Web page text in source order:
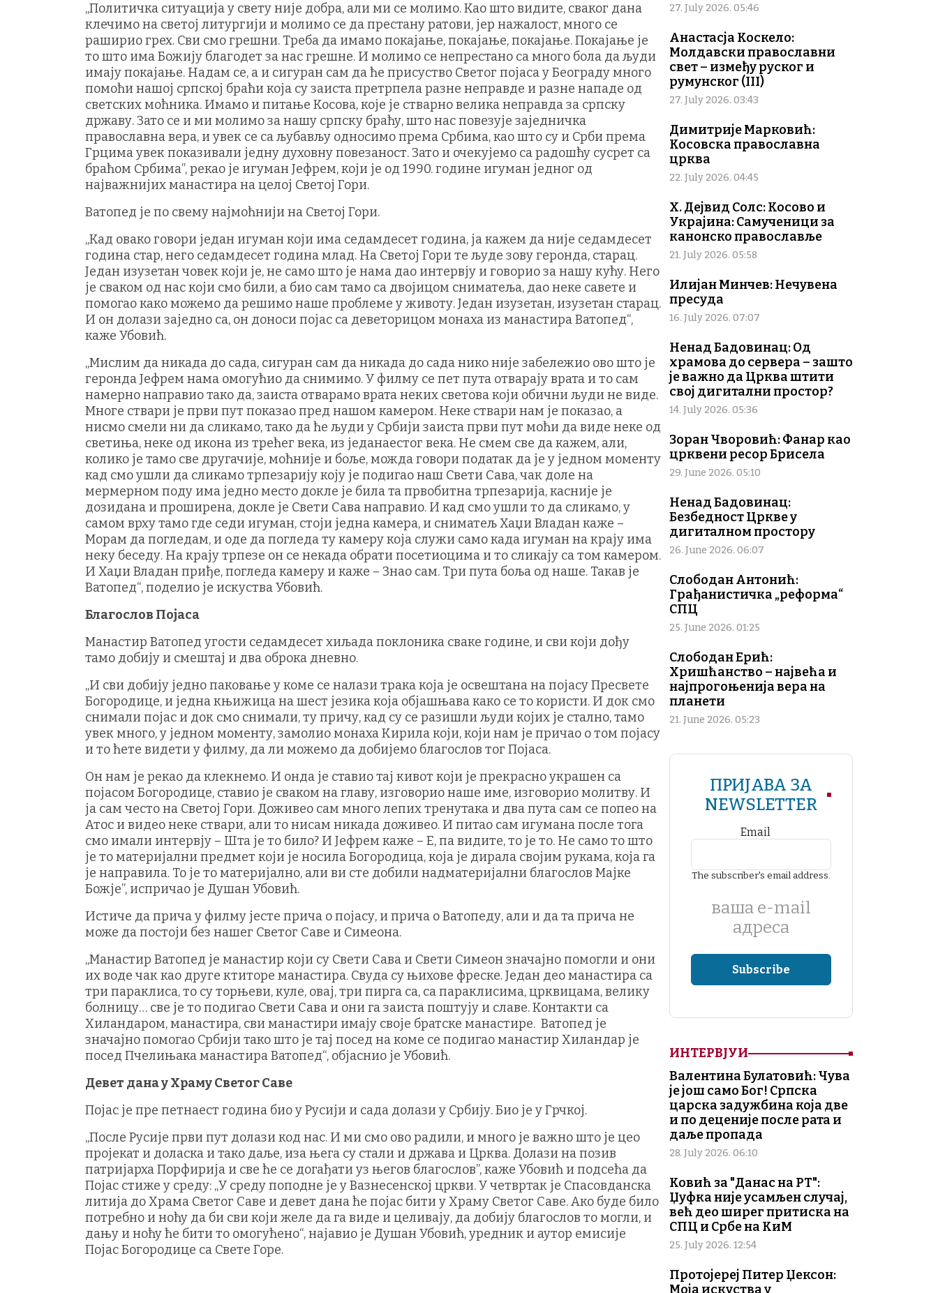
„Политичка ситуација у свету није добра, али ми се молимо. Као што видите, сваког дана
клечимо на светој литургији и молимо се да престану ратови, јер нажалост, много се
раширио грех. Сви смо грешни. Треба да имамо покајање, покајање, покајање. Покајање је
то што има Божију благодет за нас грешне. И молимо се непрестано са много бола да људи
имају покајање. Надам се, а и сигуран сам да ће присуство Светог појаса у Београду много
помоћи нашој српској браћи која су заиста претрпела разне неправде и разне нападе од
светских моћника. Имамо и питање Косова, које је стварно велика неправда за српску
државу. Зато се и ми молимо за нашу српску браћу, што нас повезује заједничка
православна вера, и увек се са љубављу односимо према Србима, као што су и Срби према
Грцима увек показивали једну духовну повезаност. Зато и очекујемо са радошћу сусрет са
браћом Србима”, рекао је игуман Јефрем, који је од 1990. године игуман једног од
најважнијих манастира на целој Светој Гори.
Ватопед је по свему најмоћнији на Светој Гори.
„Кад овако говори један игуман који има седамдесет година, ја кажем да није седамдесет
година стар, него седамдесет година млад. На Светој Гори те људе зову геронда, старац.
Један изузетан човек који је, не само што је нама дао интервју и говорио за нашу кућу. Него
је сваком од нас који смо били, а био сам тамо са двојицом сниматеља, дао неке савете и
помогао како можемо да решимо наше проблеме у животу. Један изузетан, изузетан старац.
И он долази заједно са, он доноси појас са деветорицом монаха из манастира Ватопед“,
каже Убовић.
„Мислим да никада до сада, сигуран сам да никада до сада нико није забележио ово што је
геронда Јефрем нама омогућио да снимимо. У филму се пет пута отварају врата и то сам
намерно направио тако да, заиста отварамо врата неких светова који обични људи не виде.
Многе ствари је први пут показао пред нашом камером. Неке ствари нам је показао, а
нисмо смели ни да сликамо, тако да ће људи у Србији заиста први пут моћи да виде неке од
светиња, неке од икона из трећег века, из једанаестог века. Не смем све да кажем, али,
колико је тамо све другачије, моћније и боље, можда говори податак да је у једном моменту
кад смо ушли да сликамо трпезарију коју је подигао наш Свети Сава, чак доле на
мермерном поду има једно место докле је била та првобитна трпезарија, касније је
дозидана и проширена, докле је Свети Сава направио. И кад смо ушли то да сликамо, у
самом врху тамо где седи игуман, стоји једна камера, и сниматељ Хаџи Владан каже –
Морам да погледам, и оде да погледа ту камеру која служи само када игуман на крају има
неку беседу. На крају трпезе он се некада обрати посетиоцима и то сликају са том камером.
И Хаџи Владан приђе, погледа камеру и каже – Знао сам. Три пута боља од наше. Такав је
Ватопед“, поделио је искуства Убовић.
Благослов Појаса
Манастир Ватопед угости седамдесет хиљада поклоника сваке године, и сви који дођу
тамо добију и смештај и два оброка дневно.
„И сви добију једно паковање у коме се налази трака која је освештана на појасу Пресвете
Богородице, и једна књижица на шест језика која објашњава како се то користи. И док смо
снимали појас и док смо снимали, ту причу, кад су се разишли људи којих је стално, тамо
увек много, у једном моменту, замолио монаха Кирила који, који нам је причао о том појасу
и то ћете видети у филму, да ли можемо да добијемо благослов тог Појаса.
Он нам је рекао да клекнемо. И онда је ставио тај кивот који је прекрасно украшен са
појасом Богородице, ставио је сваком на главу, изговорио наше име, изговорио молитву. И
ја сам често на Светој Гори. Доживео сам много лепих тренутака и два пута сам се попео на
Атос и видео неке ствари, али то нисам никада доживео. И питао сам игумана после тога
смо имали интервју – Шта је то било? И Јефрем каже – Е, па видите, то је то. Не само то што
је то материјални предмет који је носила Богородица, која је дирала својим рукама, која га
је направила. То је то материјално, али ви сте добили надматеријални благослов Мајке
Божје”, испричао је Душан Убовић.
Истиче да прича у филму јесте прича о појасу, и прича о Ватопеду, али и да та прича не
може да постоји без нашег Светог Саве и Симеона.
„Манастир Ватопед је манастир који су Свети Сава и Свети Симеон значајно помогли и они
их воде чак као друге ктиторе манастира. Свуда су њихове фреске. Један део манастира са
три параклиса, то су торњеви, куле, овај, три пирга са, са параклисима, црквицама, велику
болницу… све је то подигао Свети Сава и они га заиста поштују и славе. Контакти са
Хиландаром, манастира, сви манастири имају своје братске манастире. Ватопед је
значајно помогао Србији тако што је тај посед на коме се подигао манастир Хиландар је
посед Пчелињака манастира Ватопед“, објаснио је Убовић.
Девет дана у Храму Светог Саве
Појас је пре петнаест година био у Русији и сада долази у Србију. Био је у Грчкој.
„После Русије први пут долази код нас. И ми смо ово радили, и много је важно што је цео
пројекат и доласка и тако даље, иза њега су стали и држава и Црква. Долази на позив
патријарха Порфирија и све ће се догађати уз његов благослов”, каже Убовић и подсећа да
Појас стиже у среду: „У среду поподне је у Вазнесенској цркви. У четвртак је Спасовданска
литија до Храма Светог Саве и девет дана ће појас бити у Храму Светог Саве. Ако буде било
потребно и ноћу да би сви који желе да га виде и целивају, да добију благослов то могли, и
дању и ноћу ће бити то омогућено“, најавио је Душан Убовић, уредник и аутор емисије
Појас Богородице са Свете Горе.
27. July 2026. 05:46
Анастасја Коскело:
Молдавски православни
свет – између руског и
румунског (III)
27. July 2026. 03:43
Димитрије Марковић:
Косовска православна
црква
22. July 2026. 04:45
Х. Дејвид Солс: Косово и
Украјина: Самученици за
канонско православље
21. July 2026. 05:58
Илијан Минчев: Нечувена
пресуда
16. July 2026. 07:07
Ненад Бадовинац: Од
храмова до сервера – зашто
је важно да Црква штити
свој дигитални простор?
14. July 2026. 05:36
Зоран Чворовић: Фанар као
црквени ресор Брисела
29. June 2026. 05:10
Ненад Бадовинац:
Безбедност Цркве у
дигиталном простору
26. June 2026. 06:07
Слободан Антонић:
Грађанистичка „реформа“
СПЦ
25. June 2026. 01:25
Слободан Ерић:
Хришћанство – највећа и
најпрогоњенија вера на
планети
21. June 2026. 05:23
ПРИЈАВА ЗА
NEWSLETTER
Email
The subscriber's email address.
ваша е-mail
адреса
ИНТЕРВЈУИ
Валентина Булатовић: Чува
је још само Бог! Српска
царска задужбина која две
и по деценије после рата и
даље пропада
28. July 2026. 06:10
Ковић за "Данас на РТ":
Џуфка није усамљен случај,
већ део ширег притиска на
СПЦ и Србе на КиМ
25. July 2026. 12:54
Протојереј Питер Џексон:
Моја искуства у